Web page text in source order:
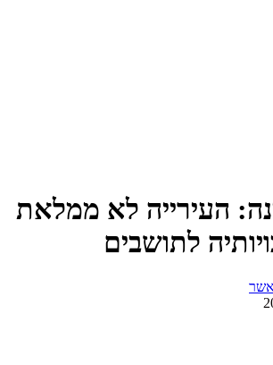
העירייה לא ממלאת
לתושבים
אשר